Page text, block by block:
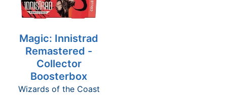
Magic: Innistrad
Remastered -
Collector
Boosterbox
Wizards of the Coast